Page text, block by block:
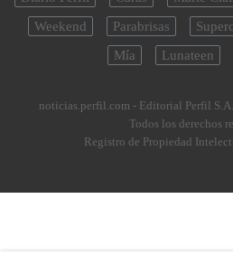
Weekend
Parabrisas
Mía
Lunateen
noticias.perfil.com - Editorial Perfil S.A.
Todos los derechos
Registro de Propiedad